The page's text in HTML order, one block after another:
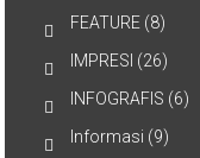
FEATURE (8)
IMPRESI (26)
INFOGRAFIS (6)
Informasi (9)